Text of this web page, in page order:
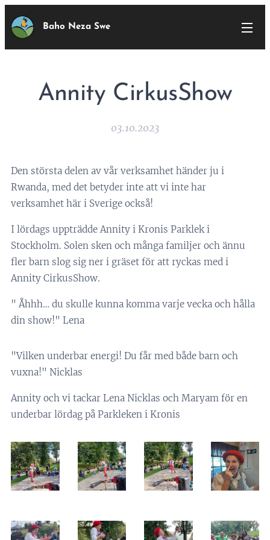
Baho Neza Swe
Annity CirkusShow
03.10.2023
Den största delen av vår verksamhet händer ju i
Rwanda, med det betyder inte att vi inte har
verksamhet här i Sverige också!
I lördags uppträdde Annity i Kronis Parklek i
Stockholm. Solen sken och många familjer och ännu
fler barn slog sig ner i gräset för att ryckas med i
Annity CirkusShow.
" Åhhh… du skulle kunna komma varje vecka och hålla
din show!" Lena
"Vilken underbar energi! Du får med både barn och
vuxna!" Nicklas
Annity och vi tackar Lena Nicklas och Maryam för en
underbar lördag på Parkleken i Kronis